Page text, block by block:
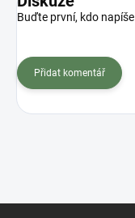
Buďte první, kdo
Přidat komentář